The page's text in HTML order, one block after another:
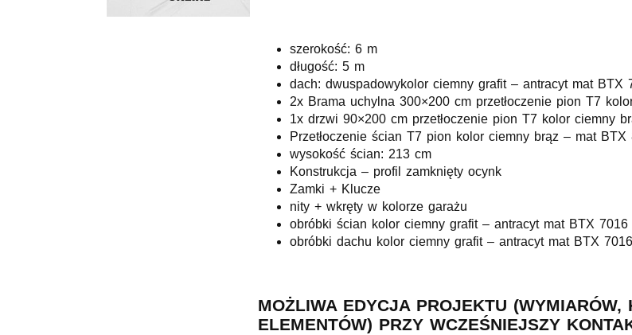
szerokość: 6 m
długość: 5 m
dach: dwuspadowykolor ciemny grafit – antracyt mat BTX
2x Brama uchylna 300×200 cm przetłoczenie pion T7
1x drzwi 90×200 cm przetłoczenie pion T7 kolor ciemny
Przetłoczenie ścian T7 pion kolor ciemny brąz – mat BTX
wysokość ścian: 213 cm
Konstrukcja – profil zamknięty ocynk
Zamki + Klucze
nity + wkręty w kolorze garażu
obróbki ścian kolor ciemny grafit – antracyt mat BTX 7016
obróbki dachu kolor ciemny grafit – antracyt mat BTX 7016
MOŻLIWA EDYCJA PROJEKTU
ELEMENTÓW) PRZY WCZEŚNIEJSZY